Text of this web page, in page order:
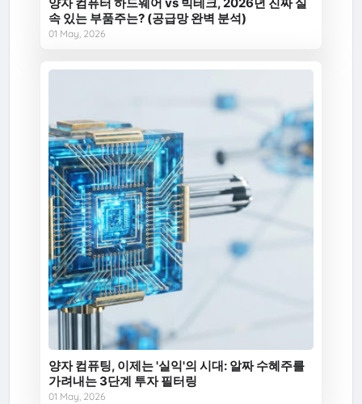
양자 컴퓨터 하드웨어 vs 빅테크, 2026년 진짜 실
속 있는 부품주는? (공급망 완벽 분석)
01 May, 2026
양자 컴퓨팅, 이제는 '실익'의 시대: 알짜 수혜주를
가려내는 3단계 투자 필터링
01 May, 2026